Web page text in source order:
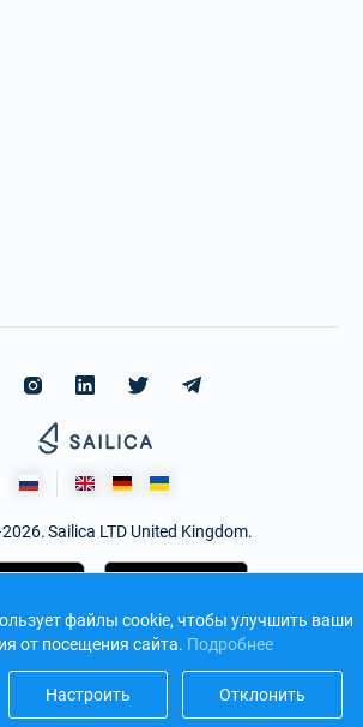
файлы cookie, чтобы улучшить ваши
от посещения сайта. Подробнее
Настроить Отклонить
Sailica LTD United Kingdom.
сайта